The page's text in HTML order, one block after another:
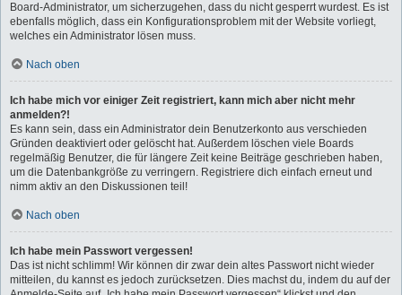
Board-Administrator, um sicherzugehen, dass du nicht gesperrt wurdest. Es ist
ebenfalls möglich, dass ein Konfigurationsproblem mit der Website vorliegt,
welches ein Administrator lösen muss.
Nach oben
Ich habe mich vor einiger Zeit registriert, kann mich aber nicht mehr
anmelden?!
Es kann sein, dass ein Administrator dein Benutzerkonto aus verschieden
Gründen deaktiviert oder gelöscht hat. Außerdem löschen viele Boards
regelmäßig Benutzer, die für längere Zeit keine Beiträge geschrieben haben,
um die Datenbankgröße zu verringern. Registriere dich einfach erneut und
nimm aktiv an den Diskussionen teil!
Nach oben
Ich habe mein Passwort vergessen!
Das ist nicht schlimm! Wir können dir zwar dein altes Passwort nicht wieder
mitteilen, du kannst es jedoch zurücksetzen. Dies machst du, indem du auf der